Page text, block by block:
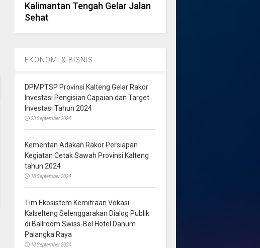
Kalimantan Tengah Gelar Jalan
Sehat
EKONOMI & BISNIS
DPMPTSP Provinsi Kalteng Gelar Rakor
Investasi Pengisian Capaian dan Target
Investasi Tahun 2024
23 September 2024
Kementan Adakan Rakor Persiapan
Kegiatan Cetak Sawah Provinsi Kalteng
tahun 2024
18 September 2024
Tim Ekosistem Kemitraan Vokasi
Kalselteng Selenggarakan Dialog Publik
di Ballroom Swiss-Bel Hotel Danum
Palangka Raya
18 September 2024